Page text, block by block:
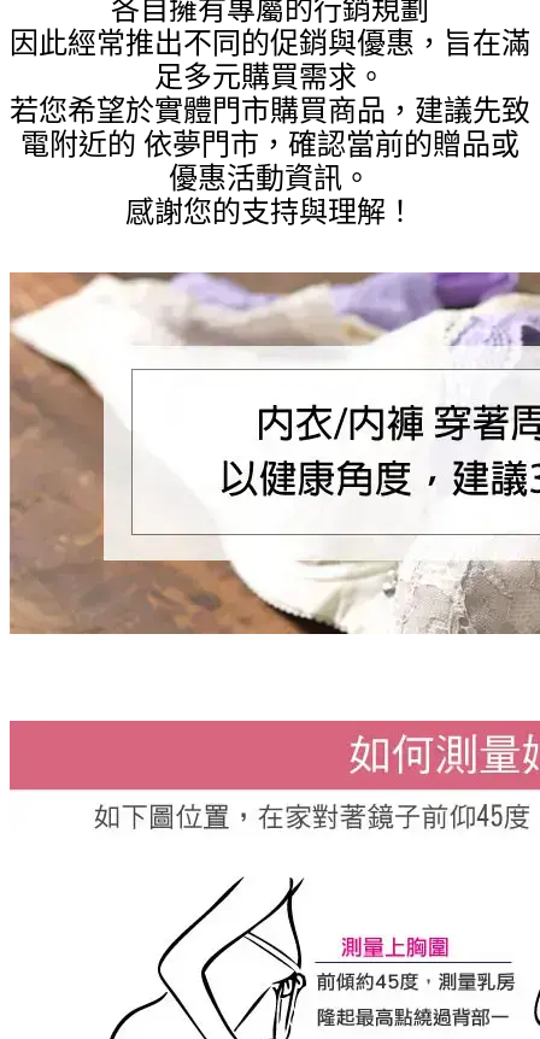
各自擁有專屬的行銷規劃
因此經常推出不同的促銷與優惠，旨在滿
足多元購買需求。
若您希望於實體門市購買商品，建議先致
電附近的 依夢門市，確認當前的贈品或
優惠活動資訊。
感謝您的支持與理解！